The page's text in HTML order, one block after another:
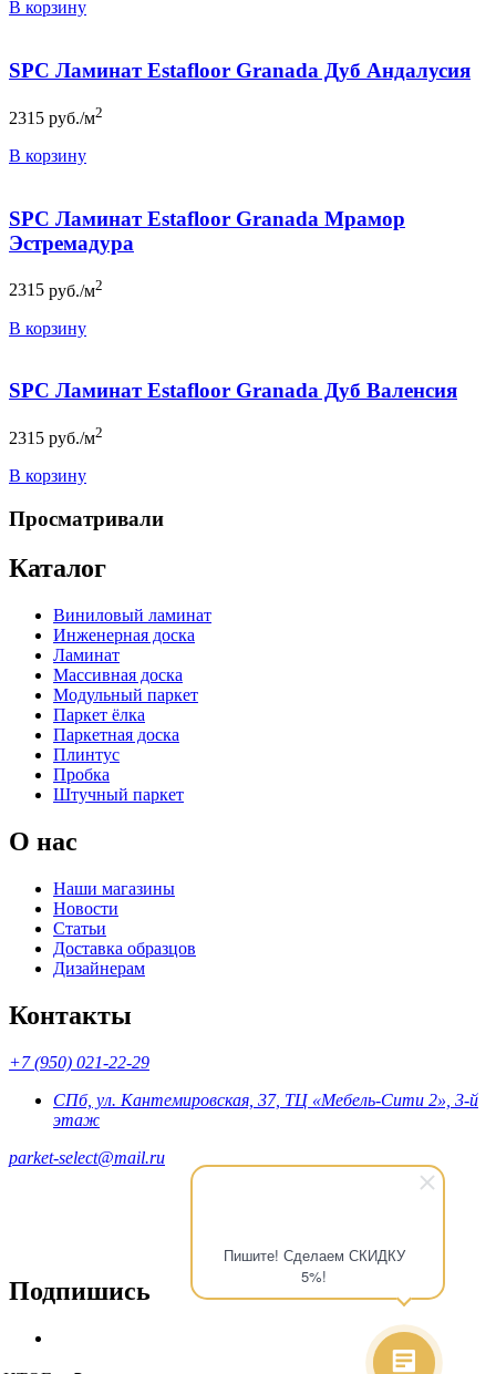
Пишите! Сделаем СКИДКУ
5%!
В корзину
SPC Ламинат Estafloor Granada Дуб Андалусия
2315 руб./м2
В корзину
SPC Ламинат Estafloor Granada Мрамор
Эстремадура
2315 руб./м2
В корзину
SPC Ламинат Estafloor Granada Дуб Валенсия
2315 руб./м2
В корзину
Просматривали
Каталог
Виниловый ламинат
Инженерная доска
Ламинат
Массивная доска
Модульный паркет
Паркет ёлка
Паркетная доска
Плинтус
Пробка
Штучный паркет
О нас
Наши магазины
Новости
Статьи
Доставка образцов
Дизайнерам
Контакты
+7 (950) 021-22-29
СПб, ул. Кантемировская, 37, ТЦ «Мебель-Сити 2», 3-й
этаж
parket-select@mail.ru
Подпишись